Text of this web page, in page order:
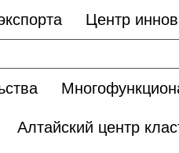
Центр
Алтайский центр